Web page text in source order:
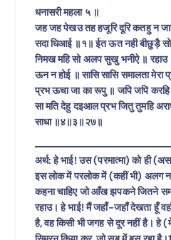
धनासरी महला ५ ॥
जह जह पेखउ तह हजूरि दूरि कतहु न
सदा धिआई ॥१॥ ईत ऊत नही बीछुड़ै सो
निमख महि सो अलप सुखु भनीऐ ॥
ऊन न होई ॥ सासि सासि समालता
प्रभ ऊचा जा का रूपु ॥ जपि जपि
सा मति देहु दइआल प्रभ जितु तुमहि
साधा ॥४॥३॥२७॥
अर्थ: हे भाई! उस (परमात्मा) को ही
इस लोक में परलोक में (कहीं भी) अलग
कहना चाहिए जो आँख झपकने जितने
रहाउ। हे भाई! मैं जहाँ-जहाँ देखता हूँ
है, वह किसी भी जगह से दूर नहीं है। हे